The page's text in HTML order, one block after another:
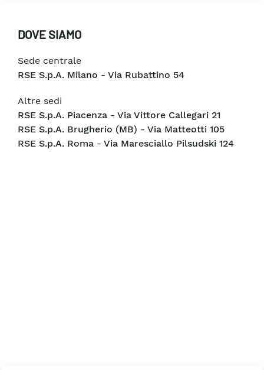
DOVE SIAMO
Sede centrale
RSE S.p.A. Milano - Via Rubattino 54
Altre sedi
RSE S.p.A. Piacenza - Via Vittore Callegari 21
RSE S.p.A. Brugherio (MB) - Via Matteotti 105
RSE S.p.A. Roma - Via Maresciallo Pilsudski 124